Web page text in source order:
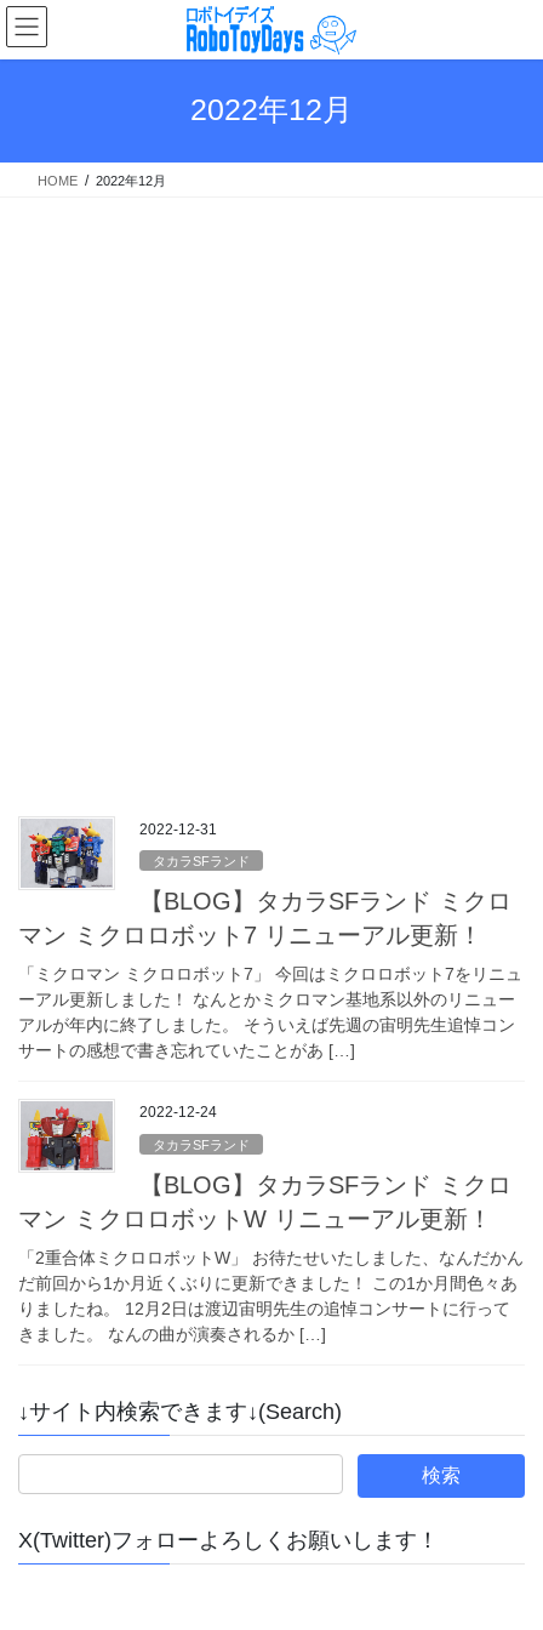
コ
ン
テ
ス
ナ
ビ
ゲ
ン
2022年12月
HOME 2022年12月
2022-12-31
タカラSFランド
【BLOG】タカラSFランド ミクロ
マン ミクロロボット7 リニューアル更新！
「ミクロマン ミクロロボット7」 今回はミクロロボット7をリニュ
ーアル更新しました！ なんとかミクロマン基地系以外のリニュー
アルが年内に終了しました。 そういえば先週の宙明先生追悼コン
サートの感想で書き忘れていたことがあ […]
2022-12-24
タカラSFランド
【BLOG】タカラSFランド ミクロ
マン ミクロロボットW リニューアル更新！
「2重合体ミクロロボットW」 お待たせいたしました、なんだかん
だ前回から1か月近くぶりに更新できました！ この1か月間色々あ
りましたね。 12月2日は渡辺宙明先生の追悼コンサートに行って
きました。 なんの曲が演奏されるか […]
↓サイト内検索できます↓(Search)
X(Twitter)フォローよろしくお願いします！